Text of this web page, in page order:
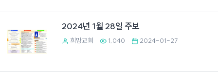
2024년 1월 28일 주보
희망교회 1,040 2024-01-27